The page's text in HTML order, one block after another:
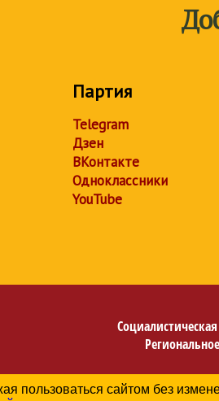
Партия
Telegram
Дзен
ВКонтакте
Одноклассники
YouTube
Политика в
пользоваться сайтом без